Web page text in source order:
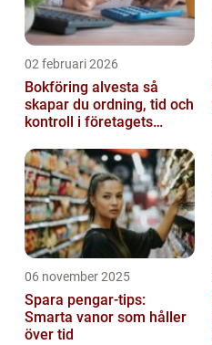
02 februari 2026
Bokföring alvesta så
skapar du ordning, tid och
kontroll i företagets
06 november 2025
Spara pengar-tips:
Smarta vanor som håller
över tid